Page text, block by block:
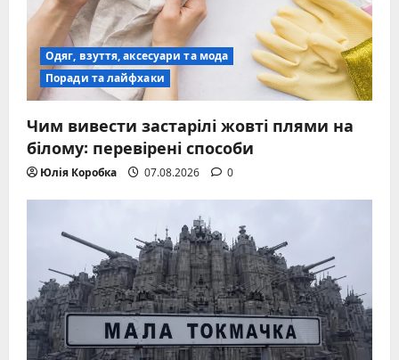
Одяг, взуття, аксесуари та мода
Поради та лайфхаки
Чим вивести застарілі жовті плями на
білому: перевірені способи
Юлія Коробка 07.08.2026 0